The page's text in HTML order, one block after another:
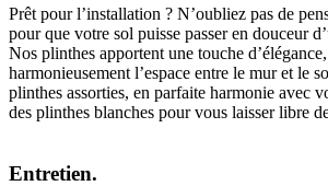
Prêt pour l’installation ? N’oubliez pas de
pour que votre sol puisse passer en douceur
Nos plinthes apportent une touche
harmonieusement l’espace entre le mur et le
plinthes assorties, en parfaite harmonie avec
des plinthes blanches pour vous laisser libre
Entretien.